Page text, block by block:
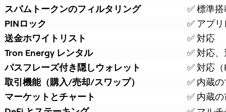
スパムトークンのフィルタリング
✅ 標準
PINロック
✅ アプ
送金ホワイトリスト
✅ 対応
Tron Energy レンタル
✅ 対応
パスフレーズ付き隠しウォレット
✅ 対応
取引機能（購入/売却/スワップ）
✅ 内蔵
マーケットとチャート
✅ 内蔵